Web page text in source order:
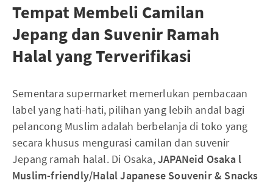
Tempat Membeli Camilan
Jepang dan Suvenir Ramah
Halal yang Terverifikasi
Sementara supermarket memerlukan pembacaan
label yang hati-hati, pilihan yang lebih andal bagi
pelancong Muslim adalah berbelanja di toko yang
secara khusus mengurasi camilan dan suvenir
Jepang ramah halal. Di Osaka,JAPANeid Osaka l
Muslim-friendly/Halal Japanese Souvenir & Snacks